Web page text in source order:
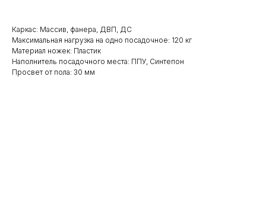
Каркас: Массив, фанера, ДВП, ДС
Максимальная нагрузка на одно посадочное: 120 кг
Материал ножек: Пластик
Наполнитель посадочного места: ППУ, Синтепон
Просвет от пола: 30 мм